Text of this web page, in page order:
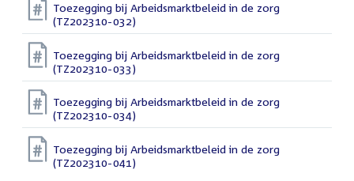
Toezegging bij Arbeidsmarktbeleid in de zorg
(TZ202310-032)
Toezegging bij Arbeidsmarktbeleid in de zorg
(TZ202310-033)
Toezegging bij Arbeidsmarktbeleid in de zorg
(TZ202310-034)
Toezegging bij Arbeidsmarktbeleid in de zorg
(TZ202310-041)